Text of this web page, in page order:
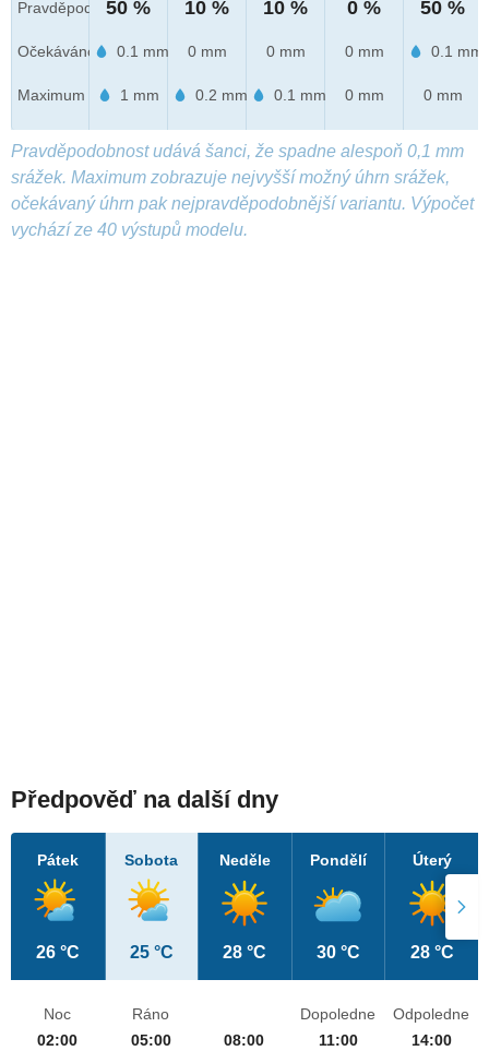
Pravděpod.
Očekáváno
Maximum
50 %
0.1 mm
1 mm
10 %
0 mm
0.2 mm
10 %
0 mm
0.1 mm
0 %
0 mm
0 mm
50 %
0.1 mm
0 mm
Pravděpodobnost udává šanci, že spadne alespoň 0,1 mm
srážek. Maximum zobrazuje nejvyšší možný úhrn srážek,
očekávaný úhrn pak nejpravděpodobnější variantu. Výpočet
vychází ze 40 výstupů modelu.
Předpověď na další dny
Pátek
26 °C
Sobota
25 °C
Neděle
28 °C
Pondělí
30 °C
Úterý
28 °C
Noc
02:00
Ráno
05:00
08:00
Dopoledne
11:00
Odpoledne
14:00